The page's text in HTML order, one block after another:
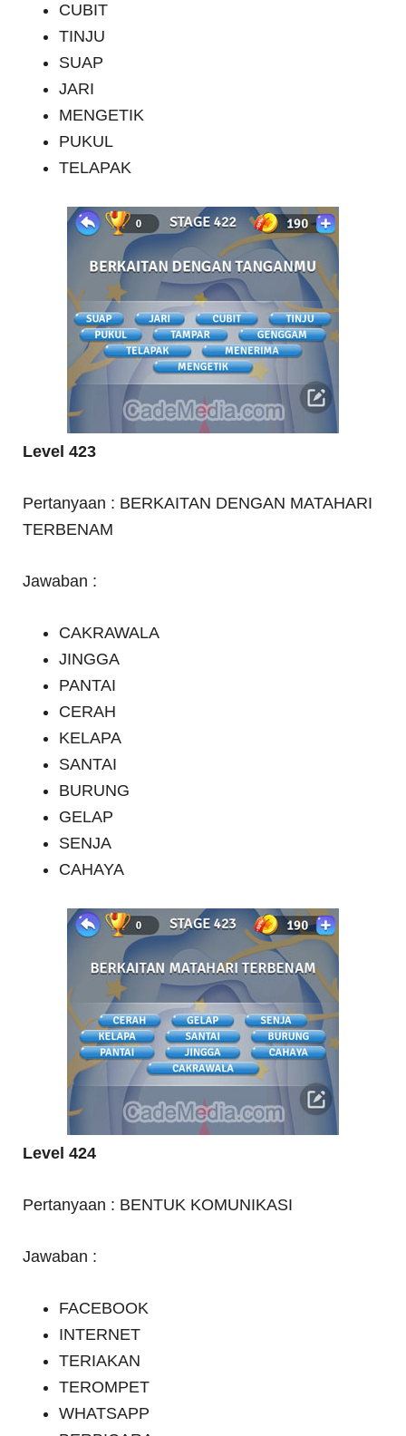
CUBIT
TINJU
SUAP
JARI
MENGETIK
PUKUL
TELAPAK
Level 423
Pertanyaan : BERKAITAN DENGAN MATAHARI
TERBENAM
Jawaban :
CAKRAWALA
JINGGA
PANTAI
CERAH
KELAPA
SANTAI
BURUNG
GELAP
SENJA
CAHAYA
Level 424
Pertanyaan : BENTUK KOMUNIKASI
Jawaban :
FACEBOOK
INTERNET
TERIAKAN
TEROMPET
WHATSAPP